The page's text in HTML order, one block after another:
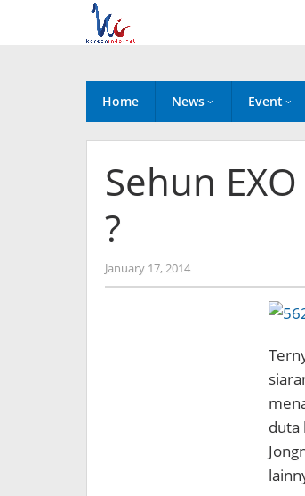
content
Home News Event
Sehun
?
January 17, 2014by
Koreanindo
duta